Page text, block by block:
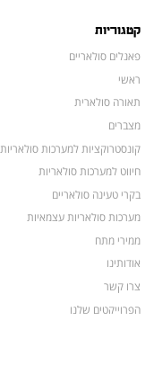
קטגוריות
פאנלים סולאריים
ראשי
תאורה סולארית
מצברים
קונסטרוקציות למערכות סולאריות
חיווט למערכות סולאריות
בקרי טעינה סולאריים
מערכות סולאריות עצמאיות
ממירי מתח
אודותינו
צרו קשר
הפרוייקטים שלנו